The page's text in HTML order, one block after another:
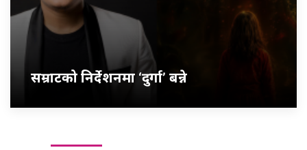
सम्राटको निर्देशनमा ‘दुर्गा’ बन्ने